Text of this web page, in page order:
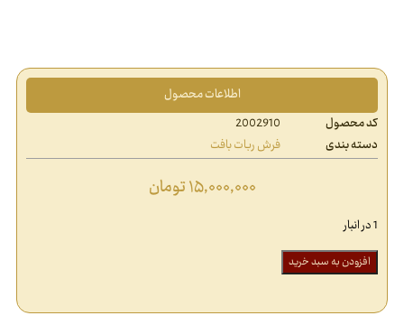
اطلاعات محصول
کد محصول
2002910
دسته بندی
فرش ربات بافت
۱۵,۰۰۰,۰۰۰تومان
1 در انبار
افزودن به سبد خرید